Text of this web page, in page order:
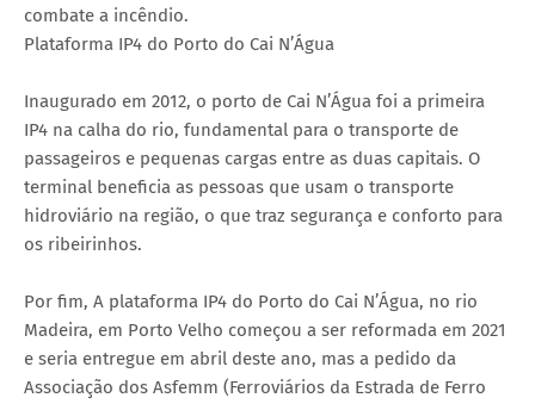
combate a incêndio.
Plataforma IP4 do Porto do Cai N’Água
Inaugurado em 2012, o porto de Cai N’Água foi a primeira
IP4 na calha do rio, fundamental para o transporte de
passageiros e pequenas cargas entre as duas capitais. O
terminal beneficia as pessoas que usam o transporte
hidroviário na região, o que traz segurança e conforto para
os ribeirinhos.
Por fim, A plataforma IP4 do Porto do Cai N’Água, no rio
Madeira, em Porto Velho começou a ser reformada em 2021
e seria entregue em abril deste ano, mas a pedido da
Associação dos Asfemm (Ferroviários da Estrada de Ferro